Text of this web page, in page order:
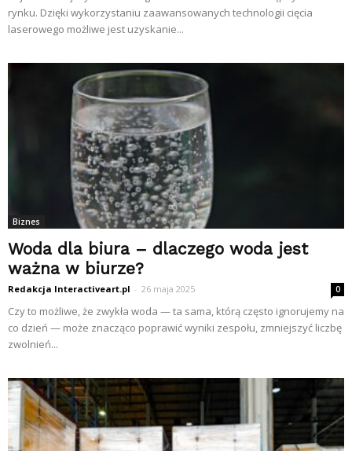
rynku. Dzięki wykorzystaniu zaawansowanych technologii cięcia
laserowego możliwe jest uzyskanie...
Biznes
Woda dla biura – dlaczego woda jest
ważna w biurze?
Redakcja Interactiveart.pl - 26 maja 2025 0
Czy to możliwe, że zwykła woda — ta sama, którą często ignorujemy na
co dzień — może znacząco poprawić wyniki zespołu, zmniejszyć liczbę
zwolnień...